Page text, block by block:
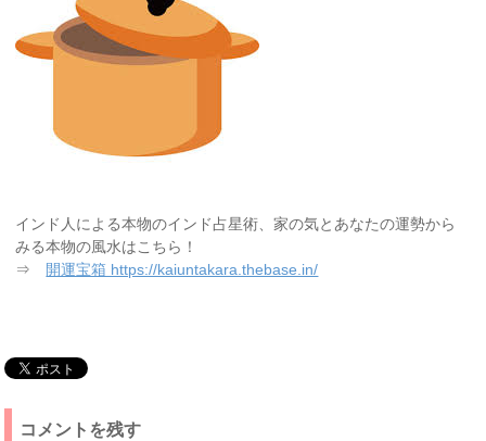
インド人による本物のインド占星術、家の気とあなたの運勢から
みる本物の風水はこちら！
⇒ 開運宝箱 https://kaiuntakara.thebase.in/
コメントを残す